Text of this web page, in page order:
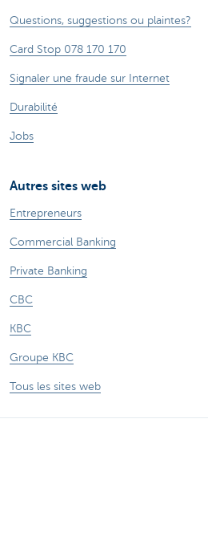
Questions, suggestions ou plaintes?
Card Stop 078 170 170
Signaler une fraude sur Internet
Durabilité
Jobs
Autres sites web
Entrepreneurs
Commercial Banking
Private Banking
CBC
KBC
Groupe KBC
Tous les sites web